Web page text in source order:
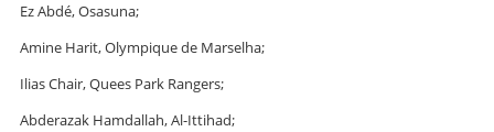
Ez Abdé, Osasuna;
Amine Harit, Olympique de Marselha;
Ilias Chair, Quees Park Rangers;
Abderazak Hamdallah, Al-Ittihad;